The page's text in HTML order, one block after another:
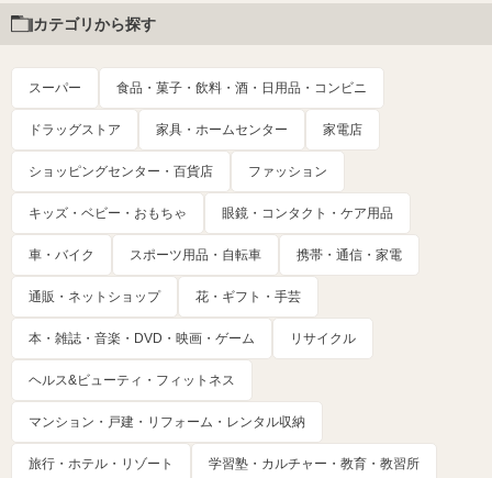
カテゴリから探す
スーパー 食品・菓子・飲料・酒・日用品・コンビニ
ドラッグストア 家具・ホームセンター 家電店
ショッピングセンター・百貨店 ファッション
キッズ・ベビー・おもちゃ 眼鏡・コンタクト・ケア用品
車・バイク スポーツ用品・自転車 携帯・通信・家電
通販・ネットショップ 花・ギフト・手芸
本・雑誌・音楽・DVD・映画・ゲーム リサイクル
ヘルス&ビューティ・フィットネス
マンション・戸建・リフォーム・レンタル収納
旅行・ホテル・リゾート 学習塾・カルチャー・教育・教習所